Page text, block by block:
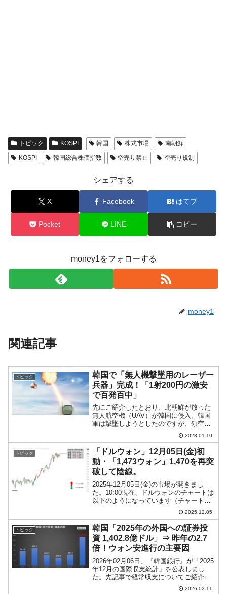
トピック KOSPI 韓国 株式市場
南朝鮮
KOSPI
韓国総合株価指数 空売り禁止 空売り規制
シェアする
X Facebook はてブ
Pocket LINE コピー
money1をフォローする
money1
関連記事
トピック
韓国で「無人機撃墜用のレーザー
兵器」完成！「1射200円の激安
で百発百中」
先にご紹介したとおり、北朝鮮が放った
無人航空機（UAV）が韓国に侵入。韓国
軍は撃墜しようとしたのですが、領空に
侵入したとされる5機を全て撃ち漏らすと
いう失態を演じました。それどころか、
後になって実は大統領執務室の置かれた
龍山近くまで無人機が...
2023.01.10
トピック
「ドルウォン」12月05日(金)初
動・「1,473ウォン」1,470を再突
破して陰線。
2025年12月05日(金)の市場が開きまし
た。10:00現在、ドルウォンのチャートは
以下のようになっています（チャートは
『Investing.com』より引用）。前日は陽
線となり「1ドル＝1,470ウォン」を再突
破を確定しました。本日は現...
2025.12.05
トピック
韓国「2025年の外国への証券投
資 1,402.8億ドル」⇒ 昨年の2.7
倍！ウォン安進行の主要因
2026年02月06日、『韓国銀行』が「2025
年12月の国際収支統計」を公表しまし
た。先記事で経常収支についてご紹介し
ましたが、興味深いのは「金融収支」の
2026.02.11